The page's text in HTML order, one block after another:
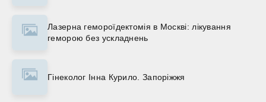
Лазерна гемороїдектомія в Москві: лікування
геморою без ускладнень
Гінеколог Інна Курило. Запоріжжя